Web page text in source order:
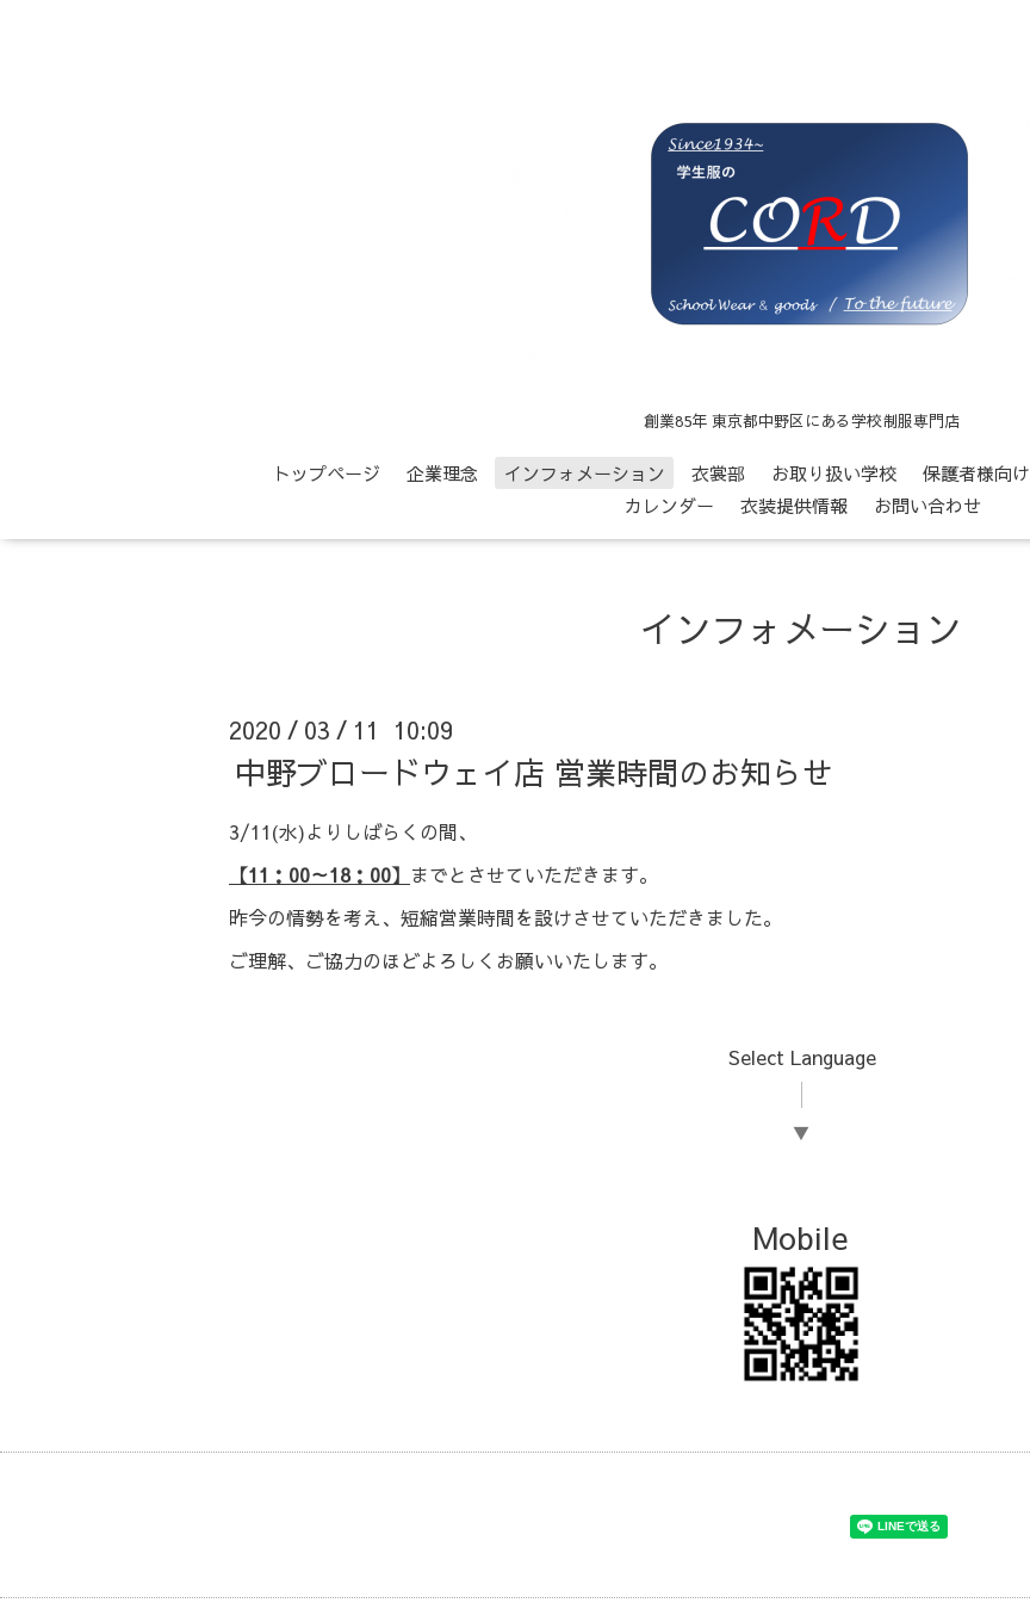
創業85年 東京都中野区にある学校制服専門店
トップページ 企業理念 インフォメーション 衣裳部 お取り扱い学校 保護者様向け
カレンダー
衣装提供情報 お問い合わせ
インフォメーション
2020 / 03 / 11 10:09
中野ブロードウェイ店 営業時間のお知らせ
3/11(水)よりしばらくの間、
【11：00～18：00】 までとさせていただきます。
昨今の情勢を考え、短縮営業時間を設けさせていただきました。
ご理解、ご協力のほどよろしくお願いいたします。
Select Language
▼
Mobile